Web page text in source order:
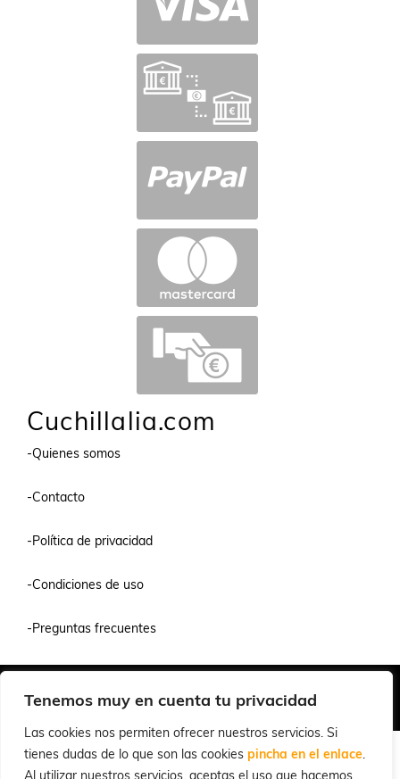
Tenemos muy en cuenta tu privacidad
Las cookies nos permiten ofrecer nuestros servicios. Si
tienes dudas de lo que son las cookies pincha en el enlace.
Al utilizar nuestros servicios, aceptas el uso que hacemos
Cuchillalia.com
-Quienes somos
-Contacto
-Política de privacidad
-Condiciones de uso
-Preguntas frecuentes
© 2026 Cuchillalia.com